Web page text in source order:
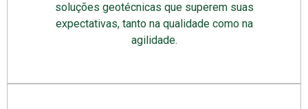
soluções geotécnicas que superem suas
expectativas, tanto na qualidade como na
agilidade.